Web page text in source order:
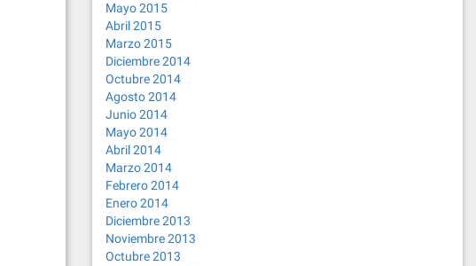
Mayo 2015
Abril 2015
Marzo 2015
Diciembre 2014
Octubre 2014
Agosto 2014
Junio 2014
Mayo 2014
Abril 2014
Marzo 2014
Febrero 2014
Enero 2014
Diciembre 2013
Noviembre 2013
Octubre 2013